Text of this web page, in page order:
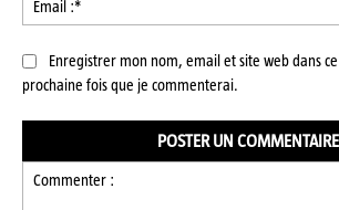
Enregistrer mon nom, email et site web dans
prochaine fois que je commenterai.